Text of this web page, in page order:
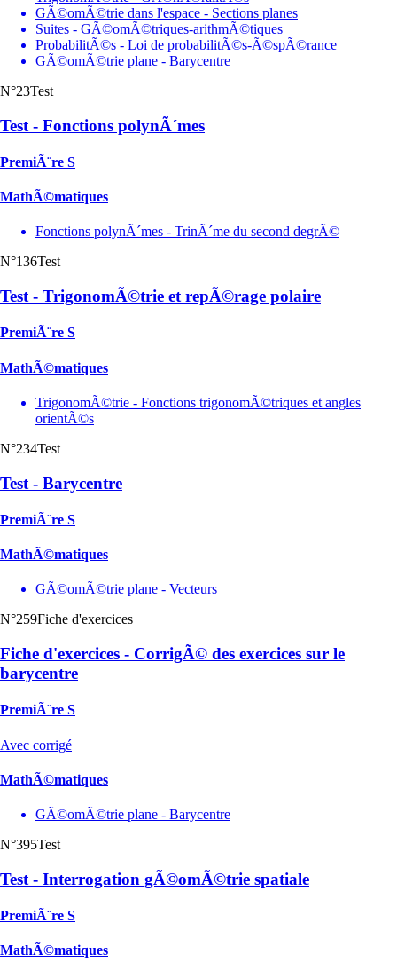
GÃ©omÃ©trie dans l'espace - Sections planes
Suites - GÃ©omÃ©triques-arithmÃ©tiques
ProbabilitÃ©s - Loi de probabilitÃ©s-Ã©spÃ©rance
GÃ©omÃ©trie plane - Barycentre
N°23Test
Test - Fonctions polynÃ´mes
PremiÃ¨re S
MathÃ©matiques
Fonctions polynÃ´mes - TrinÃ´me du second degrÃ©
N°136Test
Test - TrigonomÃ©trie et repÃ©rage polaire
PremiÃ¨re S
MathÃ©matiques
TrigonomÃ©trie - Fonctions trigonomÃ©triques et angles
orientÃ©s
N°234Test
Test - Barycentre
PremiÃ¨re S
MathÃ©matiques
GÃ©omÃ©trie plane - Vecteurs
N°259Fiche d'exercices
Fiche d'exercices - CorrigÃ© des exercices sur le
barycentre
PremiÃ¨re S
Avec corrigé
MathÃ©matiques
GÃ©omÃ©trie plane - Barycentre
N°395Test
Test - Interrogation gÃ©omÃ©trie spatiale
PremiÃ¨re S
MathÃ©matiques